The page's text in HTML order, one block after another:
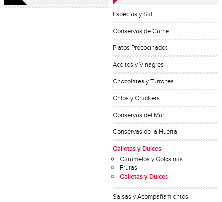
Especias y Sal
Conservas de Carne
Platos Precocinados
Aceites y Vinagres
Chocolates y Turrones
Chips y Crackers
Conservas del Mar
Conservas de la Huerta
Galletas y Dulces
Caramelos y Golosinas
Frutas
Galletas y Dulces
Salsas y Acompañamientos